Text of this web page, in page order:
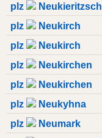
plz
Neukieritzsch
plz
Neukirch
plz
Neukirch
plz
Neukirchen
plz
Neukirchen
plz
Neukyhna
plz
Neumark